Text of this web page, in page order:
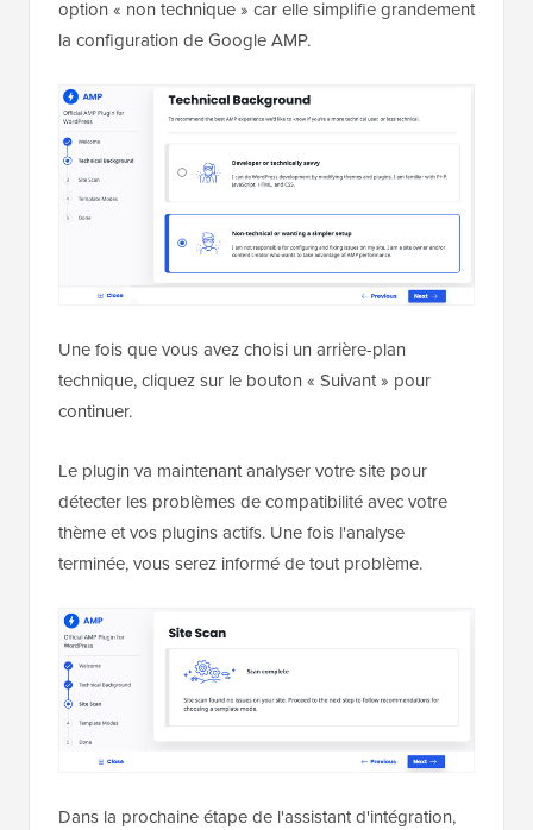
option « non technique » car elle simplifie grandement
la configuration de Google AMP.
Une fois que vous avez choisi un arrière-plan
technique, cliquez sur le bouton « Suivant » pour
continuer.
Le plugin va maintenant analyser votre site pour
détecter les problèmes de compatibilité avec votre
thème et vos plugins actifs. Une fois l'analyse
terminée, vous serez informé de tout problème.
Dans la prochaine étape de l'assistant d'intégration,